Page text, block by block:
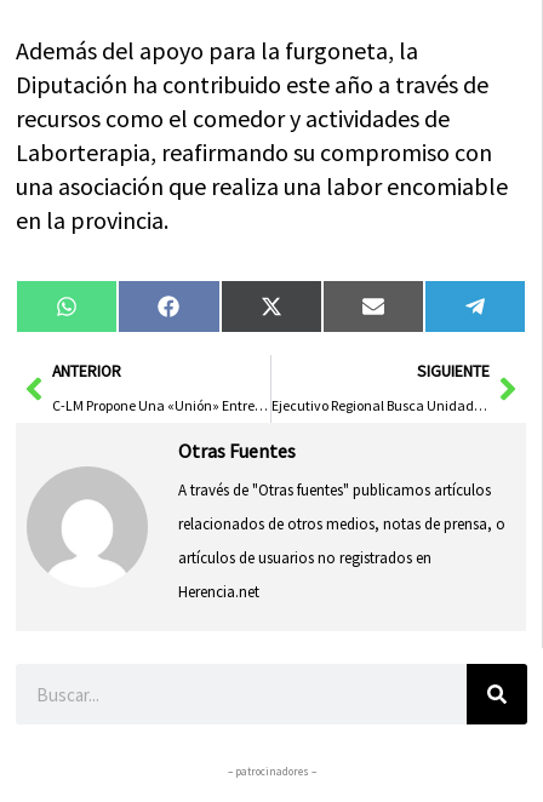
Además del apoyo para la furgoneta, la
Diputación ha contribuido este año a través de
recursos como el comedor y actividades de
Laborterapia, reafirmando su compromiso con
una asociación que realiza una labor encomiable
en la provincia.
Compartir
en
WhatsAppCompartir
en
FacebookCompartir
en
X
(Twitter)
Compartir
en
Email
en
AntANTERIOR
C-LM Propone Una «Unión» Entre Comunidades Autónomas Para Frenar Agresiones a Sanitarios
SIGUIENTE
Ejecutivo Regional Busca Unidad para Aprobar Presupuestos 2026 con Aumento del 7% en Servicios Públicos
Otras Fuentes
A través de "Otras fuentes" publicamos artículos
relacionados de otros medios, notas de prensa, o
artículos de usuarios no registrados en
Herencia.net
– patrocinadores –